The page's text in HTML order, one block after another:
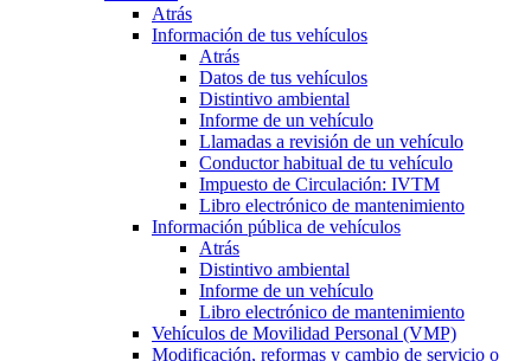
Atrás
Información de tus vehículos
Atrás
Datos de tus vehículos
Distintivo ambiental
Informe de un vehículo
Llamadas a revisión de un vehículo
Conductor habitual de tu vehículo
Impuesto de Circulación: IVTM
Libro electrónico de mantenimiento
Información pública de vehículos
Atrás
Distintivo ambiental
Informe de un vehículo
Libro electrónico de mantenimiento
Vehículos de Movilidad Personal (VMP)
Modificación, reformas y cambio de servicio o